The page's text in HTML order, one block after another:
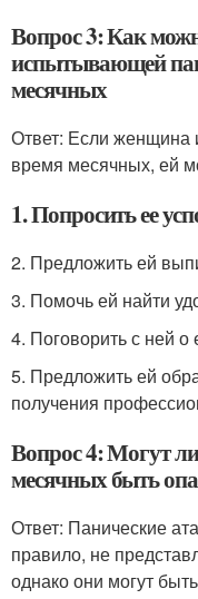
Вопрос 3: Как
испытывающей
месячных
Ответ: Если женщина
время месячных, ей
1. Попросить ее
2. Предложить ей
3. Помочь ей найти
4. Поговорить с ней о
5. Предложить ей
получения
Вопрос 4: Могут
месячных быть
Ответ: Панические
правило, не
однако они могут